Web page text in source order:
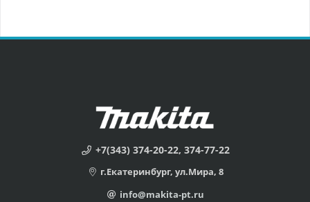
+7(343) 374-20-22, 374-77-22
г.Екатеринбург, ул.Мира, 8
info@makita-pt.ru